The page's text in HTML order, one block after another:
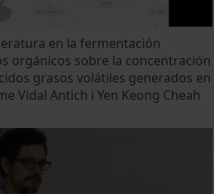
en la fermentación
orgánicos sobre la concentración
grasos volátiles generados en
Vidal Antich i Yen Keong Cheah